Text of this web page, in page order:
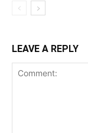
LEAVE A REPLY